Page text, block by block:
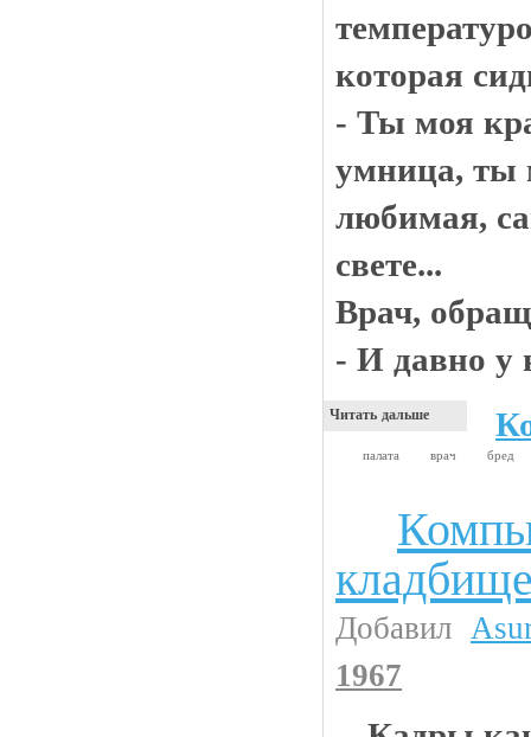
которая
- Ты моя
умница, ты
любимая,
свете...
Врач,
- И давно у
Читать дальше
палата врач бред
Добавил
1967